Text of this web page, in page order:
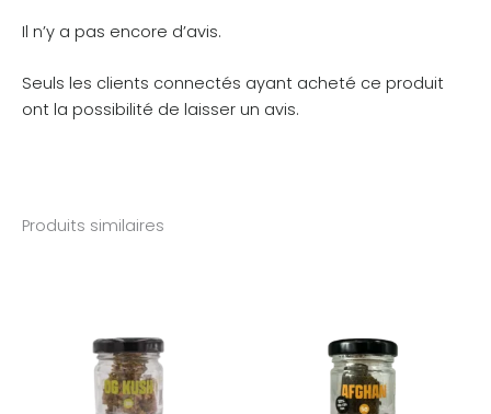
Il n’y a pas encore d’avis.
Seuls les clients connectés ayant acheté ce produit
ont la possibilité de laisser un avis.
Produits similaires